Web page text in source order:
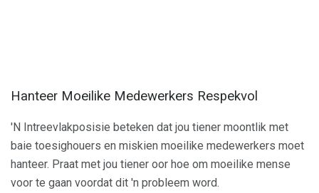
Hanteer Moeilike Medewerkers Respekvol
'N Intreevlakposisie beteken dat jou tiener moontlik met
baie toesighouers en miskien moeilike medewerkers moet
hanteer. Praat met jou tiener oor hoe om moeilike mense
voor te gaan voordat dit 'n probleem word.